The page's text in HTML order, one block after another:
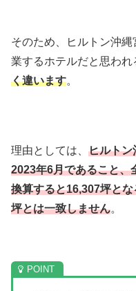
そのため、ヒルトン沖
業するホテルだと思われ
く違います。
理由としては、 ヒルトン
2023年6月であること、
換算すると16,307坪と
坪とは一致しません。